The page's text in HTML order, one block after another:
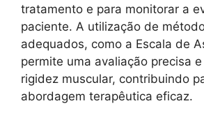
tratamento e para monitorar a
paciente. A utilização de
adequados, como a Escala de
permite uma avaliação precisa
rigidez muscular, contribuindo
abordagem terapêutica eficaz.